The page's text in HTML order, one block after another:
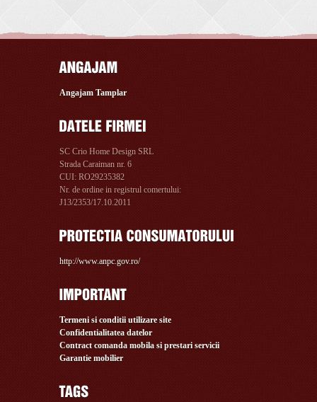
Angajam Tamplar
SC Crio Home Design SRL
Strada Caraiman nr. 6
CUI: RO29235382
Nr. de ordine in registrul comertului:
J13/2353/17.10.2011
http://www.anpc.gov.ro/
Termeni si conditii utilizare site
Confidentialitatea datelor
Contract comanda mobila si prestari servicii
Garantie mobilier